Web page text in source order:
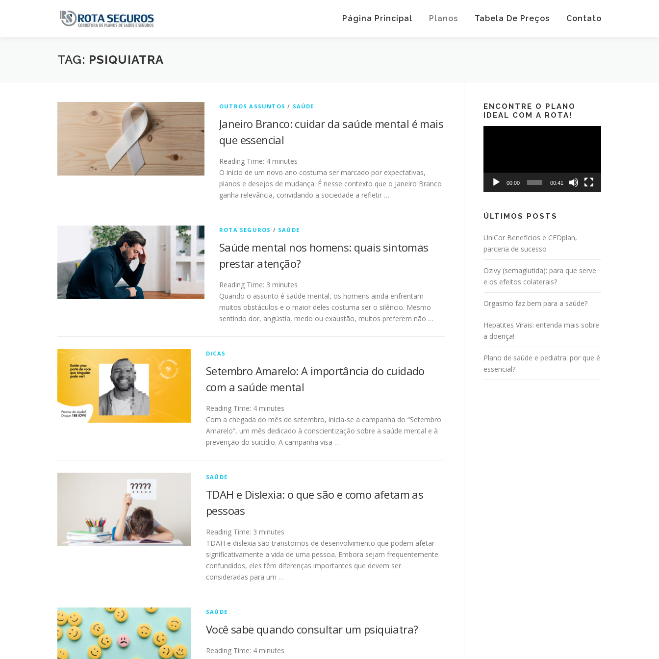
Página Principal
Planos Tabela De Preços Contato
TAG: PSIQUIATRA
OUTROS ASSUNTOS / SAÚDE
Janeiro Branco: cuidar da saúde mental é mais
que essencial
Reading Time: 4 minutes
O início de um novo ano costuma ser marcado por expectativas,
planos e desejos de mudança. É nesse contexto que o Janeiro Branco
ganha relevância, convidando a sociedade a refletir …
ROTA SEGUROS / SAÚDE
Saúde mental nos homens: quais sintomas
prestar atenção?
Reading Time: 3 minutes
Quando o assunto é saúde mental, os homens ainda enfrentam
muitos obstáculos e o maior deles costuma ser o silêncio. Mesmo
sentindo dor, angústia, medo ou exaustão, muitos preferem não …
DICAS
Setembro Amarelo: A importância do cuidado
com a saúde mental
Reading Time: 4 minutes
Com a chegada do mês de setembro, inicia-se a campanha do “Setembro
Amarelo”, um mês dedicado à conscientização sobre a saúde mental e à
prevenção do suicídio. A campanha visa …
SAÚDE
TDAH e Dislexia: o que são e como afetam as
pessoas
Reading Time: 3 minutes
TDAH e dislexia são transtornos de desenvolvimento que podem afetar
significativamente a vida de uma pessoa. Embora sejam frequentemente
confundidos, eles têm diferenças importantes que devem ser
consideradas para um …
SAÚDE
Você sabe quando consultar um psiquiatra?
Reading Time: 4 minutes
ENCONTRE O PLANO
IDEAL COM A ROTA!
00:00 00:41
ÚLTIMOS POSTS
UniCor Benefícios e CEDplan,
parceria de sucesso
Ozivy (semaglutida): para que serve
e os efeitos colaterais?
Orgasmo faz bem para a saúde?
Hepatites Virais: entenda mais sobre
a doença!
Plano de saúde e pediatra: por que é
essencial?